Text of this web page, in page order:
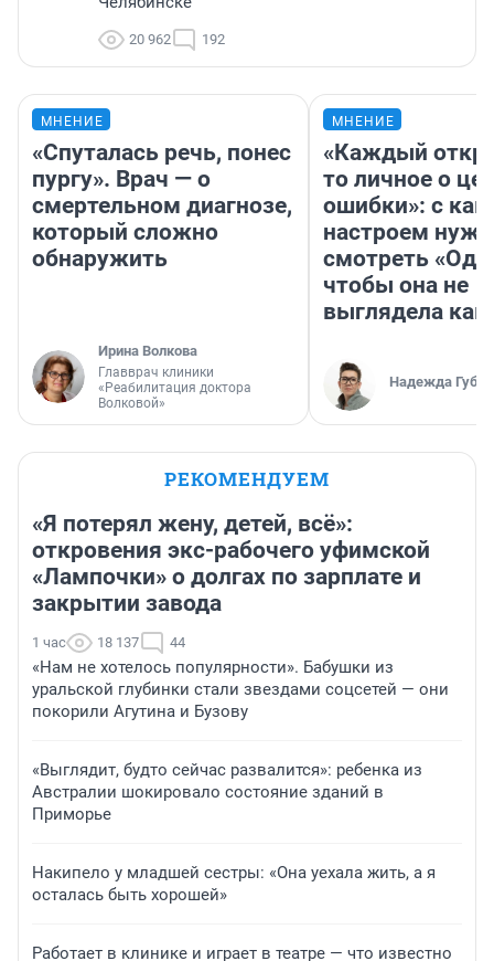
20 962 192
МНЕНИЕ
«Спуталась речь, понес
пургу». Врач — о
смертельном диагнозе,
который сложно
обнаружить
Ирина Волкова
Главврач клиники
«Реабилитация доктора
Волковой»
МНЕНИЕ
«Каждый
то личное о
ошибки»: с
настроем
смотреть
чтобы она не
выглядела как
Надежда
РЕКОМЕНДУЕМ
«Я потерял жену, детей, всё»:
откровения экс-рабочего уфимской
«Лампочки» о долгах по зарплате и
закрытии завода
1 час 18 137 44
«Нам не хотелось популярности». Бабушки из
уральской глубинки стали звездами соцсетей — они
покорили Агутина и Бузову
«Выглядит, будто сейчас развалится»: ребенка из
Австралии шокировало состояние зданий в
Приморье
Накипело у младшей сестры: «Она уехала жить, а я
осталась быть хорошей»
Работает в клинике и играет в театре — что известно